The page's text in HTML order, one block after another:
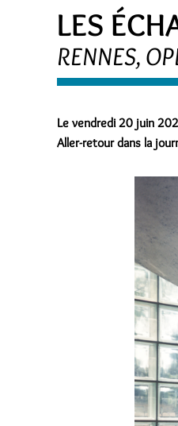
LES
RENNES,
Le vendredi 20 juin
Aller-retour dans la